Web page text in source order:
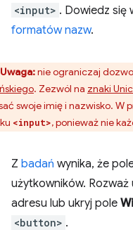
<input> . Dowiedz się
formatów nazw.
Uwaga:nie ograniczaj
. Zezwól na znaki
swoje imię i nazwisko. W
<input>, ponieważ nie
Z badań wynika, że
użytkowników. Rozważ
adresu lub ukryj pole
<button> .